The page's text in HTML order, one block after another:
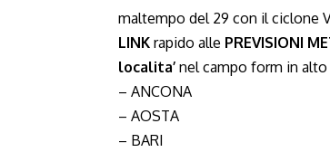
maltempo del 29 con il ciclone
LINK rapido alle PREVISIONI
localita’ nel campo form in alto
– ANCONA
– AOSTA
– BARI